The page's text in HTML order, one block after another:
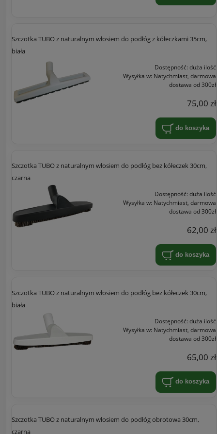
Szczotka TUBO z naturalnym włosiem do podłóg z kółeczkami 35cm,
biała
Dostępność: duża ilość
Wysyłka w: Natychmiast, darmowa
dostawa od 300zł
75,00 zł
do koszyka
Szczotka TUBO z naturalnym włosiem do podłóg bez kółeczek 30cm,
czarna
Dostępność: duża ilość
Wysyłka w: Natychmiast, darmowa
dostawa od 300zł
62,00 zł
do koszyka
Szczotka TUBO z naturalnym włosiem do podłóg bez kółeczek 30cm,
biała
Dostępność: duża ilość
Wysyłka w: Natychmiast, darmowa
dostawa od 300zł
65,00 zł
do koszyka
Szczotka TUBO z naturalnym włosiem do podłóg obrotowa 30cm,
czarna